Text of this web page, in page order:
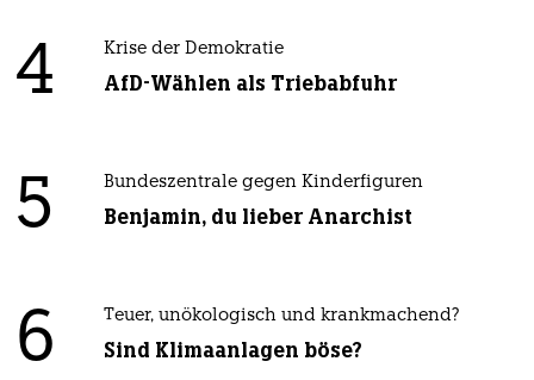
4 Krise der Demokratie
AfD-Wählen als Triebabfuhr
5 Bundeszentrale gegen Kinderfiguren
Benjamin, du lieber Anarchist
6 Teuer, unökologisch und krankmachend?
Sind Klimaanlagen böse?